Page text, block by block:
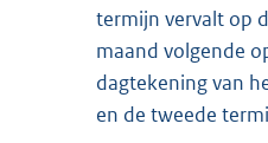
termijn vervalt op
maand volgende
dagtekening van
en de tweede